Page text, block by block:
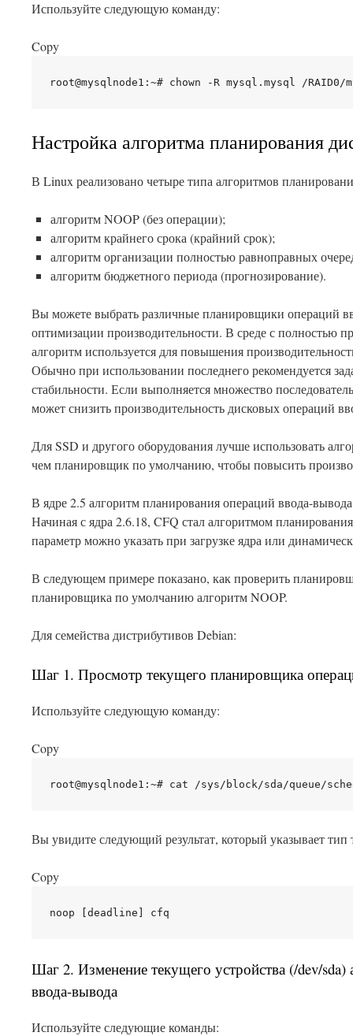
Используйте следующую команду:
Copy
Настройка алгоритма планирования
В Linux реализовано четыре типа алгоритмов
алгоритм NOOP (без операции);
алгоритм крайнего срока (крайний срок);
алгоритм организации полностью равноправных
алгоритм бюджетного периода (прогнозирование).
Вы можете выбрать различные планировщики операций
оптимизации производительности. В среде с полностью
алгоритм используется для повышения
Обычно при использовании последнего рекомендуется
стабильности. Если выполняется множество
может снизить производительность дисковых операций
Для SSD и другого оборудования лучше использовать
чем планировщик по умолчанию, чтобы повысить
В ядре 2.5 алгоритм планирования операций ввода-
Начиная с ядра 2.6.18, CFQ стал алгоритмом
параметр можно указать при загрузке ядра или
В следующем примере показано, как проверить
планировщика по умолчанию алгоритм NOOP.
Для семейства дистрибутивов Debian:
Шаг 1. Просмотр текущего планировщика
Используйте следующую команду:
Copy
Вы увидите следующий результат, который указывает
Copy
Шаг 2. Изменение текущего устройства (/dev/
ввода-вывода
Используйте следующие команды: